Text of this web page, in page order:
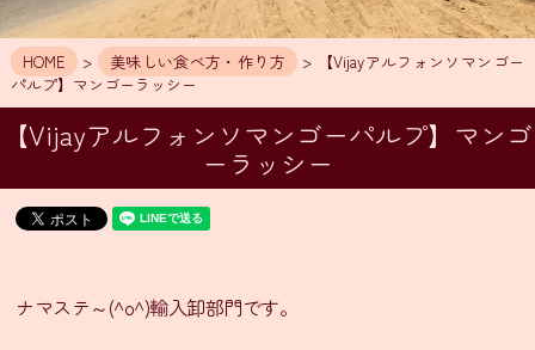
お
知
ら
せ
ュ
ー・
通
ラ
HOME > 美味しい食べ方・作り方
> 【Vijayアルフォンソマンゴー
パルプ】マンゴーラッシー
【Vijayアルフォンソマンゴーパルプ】マンゴ
ーラッシー
ナマステ～(^o^)輸入卸部門です。